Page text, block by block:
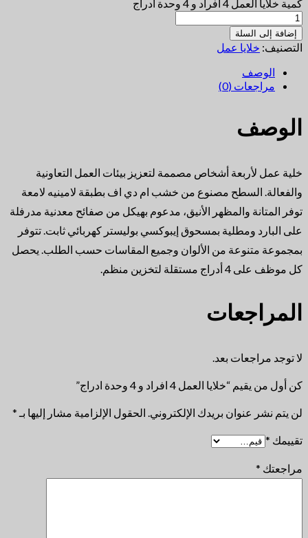
كمية خلايا العمل 4 افراد و 4 وحدة ادراج
إضافة إلى السلة
التصنيف: خلايا عمل
الوصف
مراجعات (0)
الوصف
خلية عمل لأربعة أشخاص مصممة لتعزيز بيئات العمل التعاونية
والفعالة. السطح مصنوع من خشب ام دي اف بطبقة لامينيه لامعة
توفر المتانة والمظهر الأنيق، مدعوم بهيكل من صفائح معدنية مدرفلة
على البارد ومطلية بمسحوق إيبوكسي بوليستر كهربائي ثابت. تتوفر
بمجموعة متنوعة من الألوان وجميع المقاسات حسب الطلب. يحصل
كل موظف على 4 أدراج مستقلة لتخزين منظم.
المراجعات
لا توجد مراجعات بعد.
كن أول من يقيم “خلايا العمل 4 افراد و 4 وحدة ادراج”
لن يتم نشر عنوان بريدك الإلكتروني. الحقول الإلزامية مشار إليها بـ *
تقييمك *
مراجعتك *